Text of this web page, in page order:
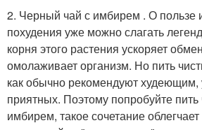
2. Черный чай с имбирем . О пользе
похудения уже можно слагать
корня этого растения ускоряет
омолаживает организм. Но пить
как обычно рекомендуют худеющим,
приятных. Поэтому попробуйте
имбирем, такое сочетание